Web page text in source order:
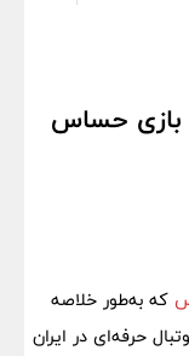
بازی حساس
که به‌طور خلاصه
حرفه‌ای در ایران